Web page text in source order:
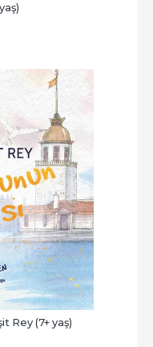
Rey (7+ yaş)